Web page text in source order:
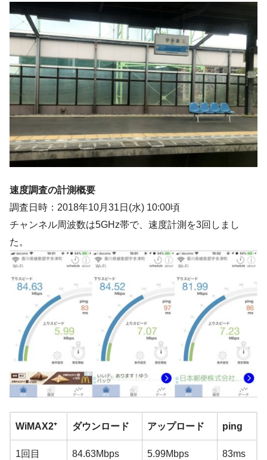
速度調査の計測概要
調査日時：2018年10月31日(水) 10:00頃
チャンネル周波数は5GHz帯で、速度計測を3回しまし
た。
WiMAX2⁺ ダウンロード アップロード ping
1回目 84.63Mbps 5.99Mbps 83ms